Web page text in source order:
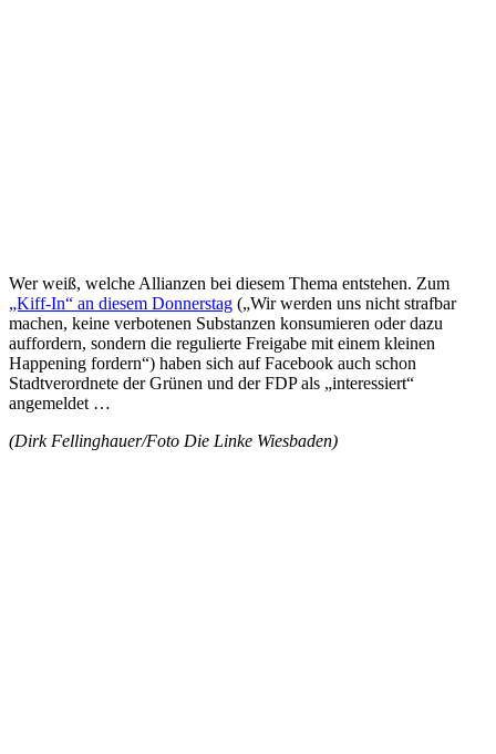
Wer weiß, welche Allianzen bei diesem Thema entstehen. Zum
„Kiff-In“ an diesem Donnerstag („Wir werden uns nicht strafbar
machen, keine verbotenen Substanzen konsumieren oder dazu
auffordern, sondern die regulierte Freigabe mit einem kleinen
Happening fordern“) haben sich auf Facebook auch schon
Stadtverordnete der Grünen und der FDP als „interessiert“
angemeldet …
(Dirk Fellinghauer/Foto Die Linke Wiesbaden)